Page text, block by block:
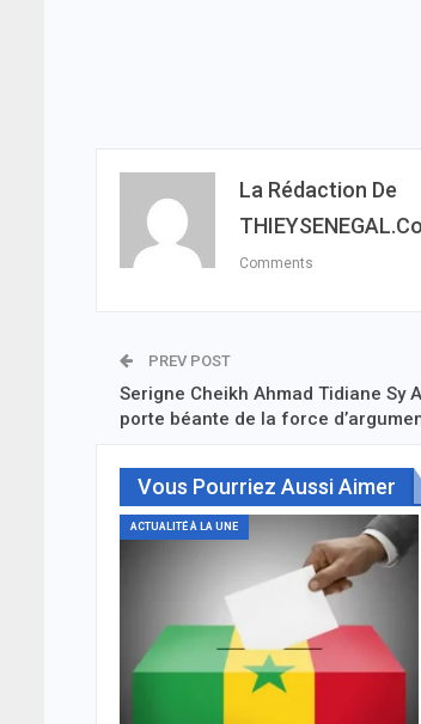
La Rédaction De
Comments
PREV POST
Serigne Cheikh Ahmad Tidiane Sy
porte béante de la force
Vous Pourriez Aussi Aimer
ACTUALITÉ À LA UNE